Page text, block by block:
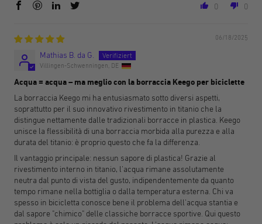
0 0
06/18/2025
Mathias B. da G.
Villingen-Schwenningen, DE
Acqua = acqua – ma meglio con la borraccia Keego per biciclette
La borraccia Keego mi ha entusiasmato sotto diversi aspetti,
soprattutto per il suo innovativo rivestimento in titanio che la
distingue nettamente dalle tradizionali borracce in plastica. Keego
unisce la flessibilità di una borraccia morbida alla purezza e alla
durata del titanio: è proprio questo che fa la differenza.
Il vantaggio principale: nessun sapore di plastica! Grazie al
rivestimento interno in titanio, l'acqua rimane assolutamente
neutra dal punto di vista del gusto, indipendentemente da quanto
tempo rimane nella bottiglia o dalla temperatura esterna. Chi va
spesso in bicicletta conosce bene il problema dell'acqua stantia e
dal sapore "chimico" delle classiche borracce sportive. Qui questo